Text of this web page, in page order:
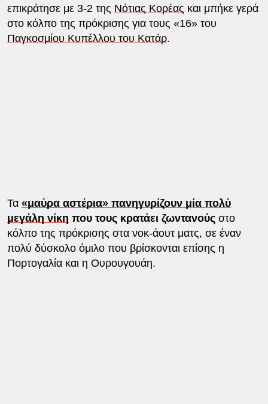
επικράτησε με 3-2 της Νότιας Κορέας και μπήκε γερά
στο κόλπο της πρόκρισης για τους «16» του
Παγκοσμίου Κυπέλλου του Κατάρ.
Τα «μαύρα αστέρια» πανηγυρίζουν μία πολύ
μεγάλη νίκη που τους κρατάει ζωντανούς στο
κόλπο της πρόκρισης στα νοκ-άουτ ματς, σε έναν
πολύ δύσκολο όμιλο που βρίσκονται επίσης η
Πορτογαλία και η Ουρουγουάη.